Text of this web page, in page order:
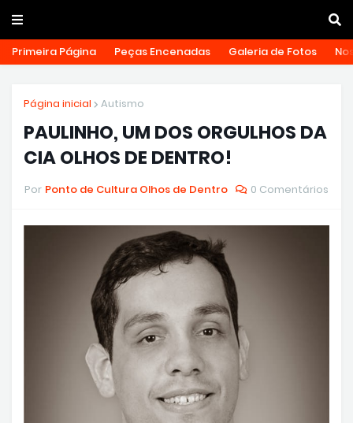
Primeira Página Peças Encenadas Galeria de Fotos
Página inicial Autismo
PAULINHO, UM DOS ORGULHOS DA
CIA OLHOS DE DENTRO!
Por Ponto de Cultura Olhos de Dentro 0 Comentários